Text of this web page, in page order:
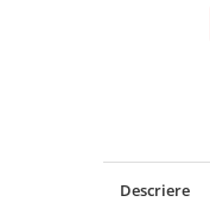
Descriere